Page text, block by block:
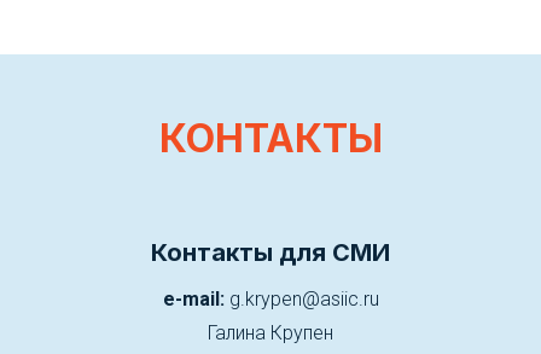
КОНТАКТЫ
Контакты для СМИ
e-mail:g.krypen@asiic.ru
Галина Крупен